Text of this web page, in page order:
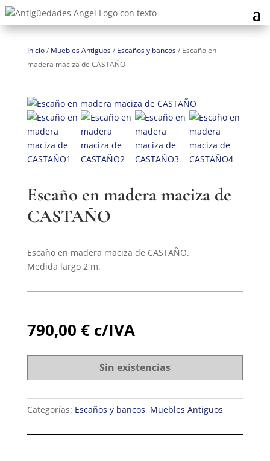
Inicio/ Muebles Antiguos/ Escaños y bancos/ Escaño en
madera maciza de CASTAÑO
Escaño en madera maciza de
CASTAÑO
Escaño en madera maciza de CASTAÑO.
Medida largo 2 m.
790,00 € c/IVA
Sin existencias
Categorías: Escaños y bancos, Muebles Antiguos